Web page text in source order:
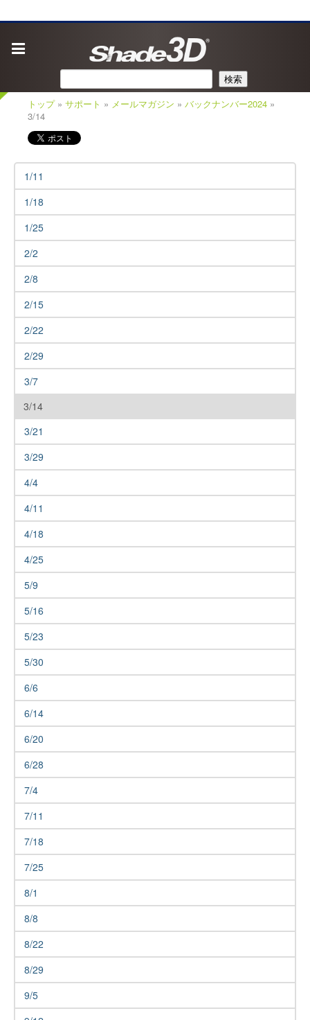
検索
トップ» サポート » メールマガジン » バックナンバー2024 »
3/14
1/11
1/18
1/25
2/2
2/8
2/15
2/22
2/29
3/7
3/14
3/21
3/29
4/4
4/11
4/18
4/25
5/9
5/16
5/23
5/30
6/6
6/14
6/20
6/28
7/4
7/11
7/18
7/25
8/1
8/8
8/22
8/29
9/5